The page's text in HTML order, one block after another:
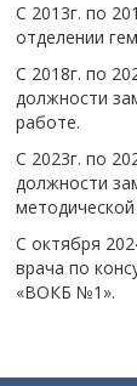
С 2013г. по
отделении
С 2018г. по
должности
работе.
С 2023г. по
должности
С октября
врача по
«ВОКБ №1».